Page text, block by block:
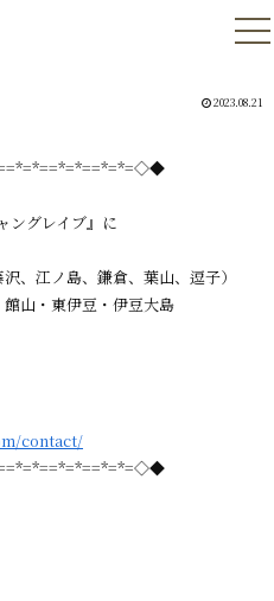
2023.08.21
ングレイブ』に
、江ノ島、鎌倉、葉山、逗子）
山・東伊豆・伊豆大島
contact/